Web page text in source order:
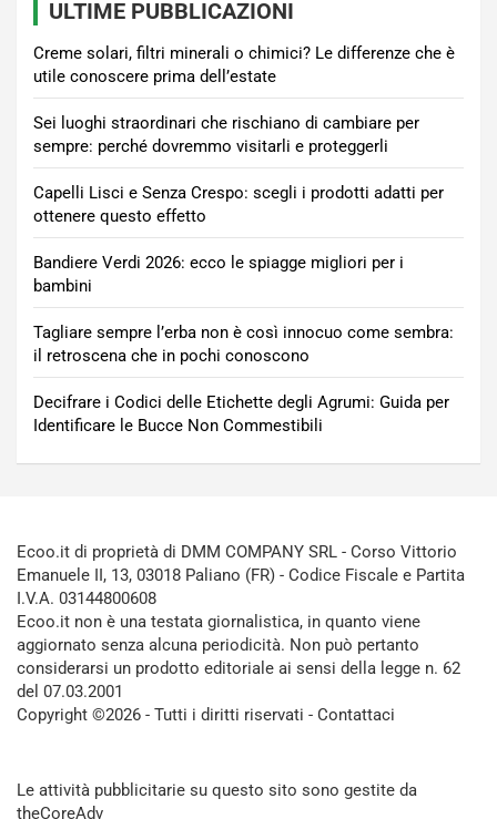
ULTIME PUBBLICAZIONI
Creme solari, filtri minerali o chimici? Le differenze che è
utile conoscere prima dell’estate
Sei luoghi straordinari che rischiano di cambiare per
sempre: perché dovremmo visitarli e proteggerli
Capelli Lisci e Senza Crespo: scegli i prodotti adatti per
ottenere questo effetto
Bandiere Verdi 2026: ecco le spiagge migliori per i
bambini
Tagliare sempre l’erba non è così innocuo come sembra:
il retroscena che in pochi conoscono
Decifrare i Codici delle Etichette degli Agrumi: Guida per
Identificare le Bucce Non Commestibili
Ecoo.it di proprietà di DMM COMPANY SRL - Corso Vittorio
Emanuele II, 13, 03018 Paliano (FR) - Codice Fiscale e Partita
I.V.A. 03144800608
Ecoo.it non è una testata giornalistica, in quanto viene
aggiornato senza alcuna periodicità. Non può pertanto
considerarsi un prodotto editoriale ai sensi della legge n. 62
del 07.03.2001
Copyright ©2026 - Tutti i diritti riservati - Contattaci
Le attività pubblicitarie su questo sito sono gestite da
theCoreAdv